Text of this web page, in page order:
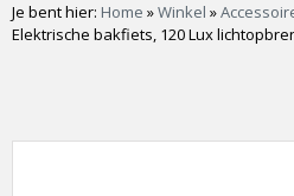
Je bent hier: Home »Winkel »
Elektrische bakfiets, 120 Lux